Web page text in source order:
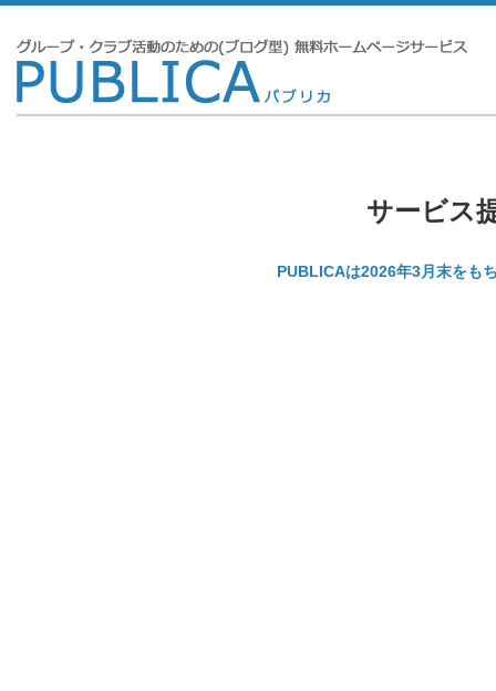
サービス
PUBLICAは2026年3月末をも